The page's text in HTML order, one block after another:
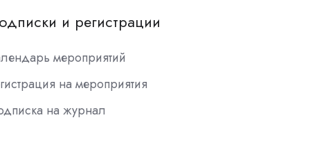
и регистрации
мероприятий
на мероприятия
на журнал